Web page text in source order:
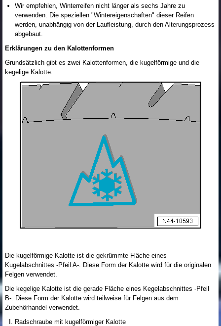
Wir empfehlen, Winterreifen nicht länger als sechs Jahre zu
verwenden. Die speziellen "Wintereigenschaften" dieser Reifen
werden, unabhängig von der Laufleistung, durch den Alterungsprozess
abgebaut.
Erklärungen zu den Kalottenformen
Grundsätzlich gibt es zwei Kalottenformen, die kugelförmige und die
kegelige Kalotte.
Die kugelförmige Kalotte ist die gekrümmte Fläche eines
Kugelabschnittes -Pfeil A-. Diese Form der Kalotte wird für die originalen
Felgen verwendet.
Die kegelige Kalotte ist die gerade Fläche eines Kegelabschnittes -Pfeil
B-. Diese Form der Kalotte wird teilweise für Felgen aus dem
Zubehörhandel verwendet.
Radschraube mit kugelförmiger Kalotte